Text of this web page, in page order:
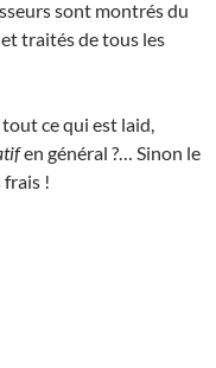
sont montrés du
traités de tous les
ce qui est laid,
en général ?… Sinon le
frais !